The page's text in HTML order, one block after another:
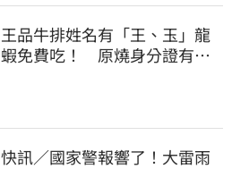
王品牛排姓名有「王、玉」龍
蝦免費吃！ 原燒身分證有
快訊／國家警報響了！大雷雨